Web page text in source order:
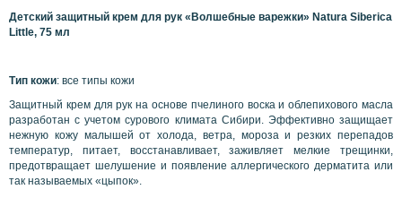
Детский защитный крем для рук «Волшебные варежки» Natura Siberica
Little, 75 мл
Тип кожи: все типы кожи
Защитный крем для рук на основе пчелиного воска и облепихового масла
разработан с учетом сурового климата Сибири. Эффективно защищает
нежную кожу малышей от холода, ветра, мороза и резких перепадов
температур, питает, восстанавливает, заживляет мелкие трещинки,
предотвращает шелушение и появление аллергического дерматита или
так называемых «цыпок».